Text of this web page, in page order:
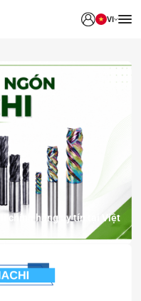
VI
chính hãng uy tín tại Việt